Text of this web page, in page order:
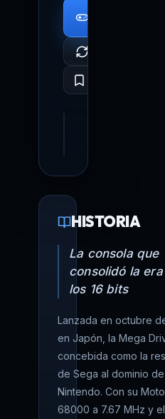
HISTORIA
La consola que
consolidó la
los 16 bits
Lanzada en octubre
en Japón, la Mega
concebida como la
de Sega al dominio de
Nintendo. Con su
68000 a 7.67 MHz y